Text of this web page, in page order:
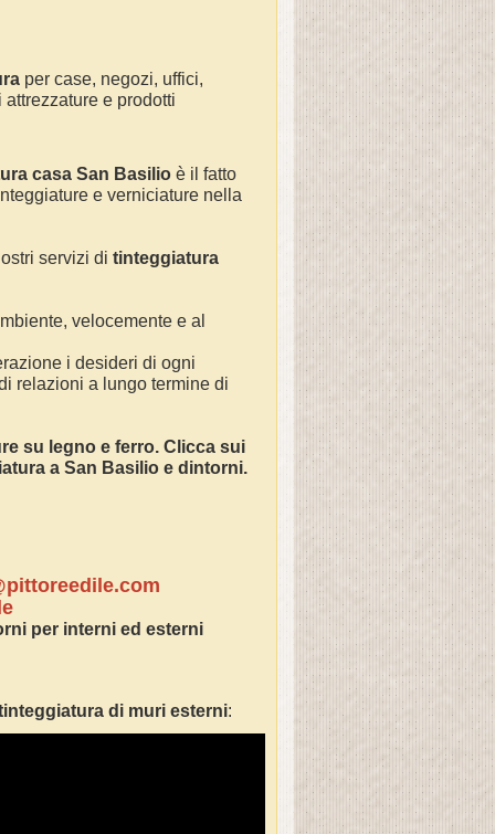
per case, negozi, uffici,
e prodotti
casa San Basilio è il fatto
e verniciature nella
servizi di tinteggiatura
velocemente e al
i desideri di ogni
relazioni a lungo termine di
su legno e ferro. Clicca sui
a San Basilio e dintorni.
per interni ed esterni
di muri esterni: